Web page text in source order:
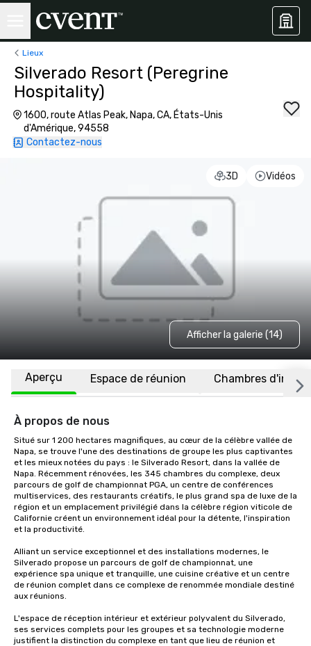
Lieux
Silverado Resort (Peregrine
Hospitality)
1600, route Atlas Peak, Napa, CA, États-Unis
d'Amérique, 94558
Contactez-nous
3D Vidéos
Afficher la galerie (14)
Aperçu Espace de réunion Chambres
À propos de nous
Situé sur 1 200 hectares magnifiques, au cœur de la célèbre vallée de
Napa, se trouve l'une des destinations de groupe les plus captivantes
et les mieux notées du pays : le Silverado Resort, dans la vallée de
Napa. Récemment rénovées, les 345 chambres du complexe, deux
parcours de golf de championnat PGA, un centre de conférences
multiservices, des restaurants créatifs, le plus grand spa de luxe de la
région et un emplacement privilégié dans la célèbre région viticole de
Californie créent un environnement idéal pour la détente, l'inspiration
et la productivité.
Alliant un service exceptionnel et des installations modernes, le
Silverado propose un parcours de golf de championnat, une
expérience spa unique et tranquille, une cuisine créative et un centre
de réunion complet dans ce complexe de renommée mondiale destiné
aux réunions.
L'espace de réception intérieur et extérieur polyvalent du Silverado,
ses services complets pour les groupes et sa technologie moderne
justifient la distinction du complexe en tant que lieu de réunion et